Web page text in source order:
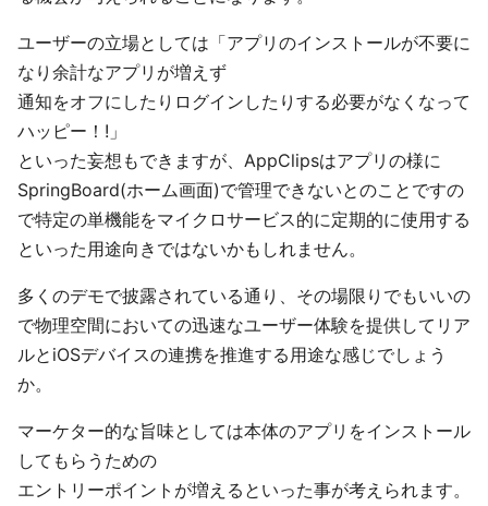
ユーザーの立場としては「アプリのインストールが不要に
なり余計なアプリが増えず
通知をオフにしたりログインしたりする必要がなくなって
ハッピー！!」
といった妄想もできますが、AppClipsはアプリの様に
SpringBoard(ホーム画面)で管理できないとのことですの
で特定の単機能をマイクロサービス的に定期的に使用する
といった用途向きではないかもしれません。
多くのデモで披露されている通り、その場限りでもいいの
で物理空間においての迅速なユーザー体験を提供してリア
ルとiOSデバイスの連携を推進する用途な感じでしょう
か。
マーケター的な旨味としては本体のアプリをインストール
してもらうための
エントリーポイントが増えるといった事が考えられます。